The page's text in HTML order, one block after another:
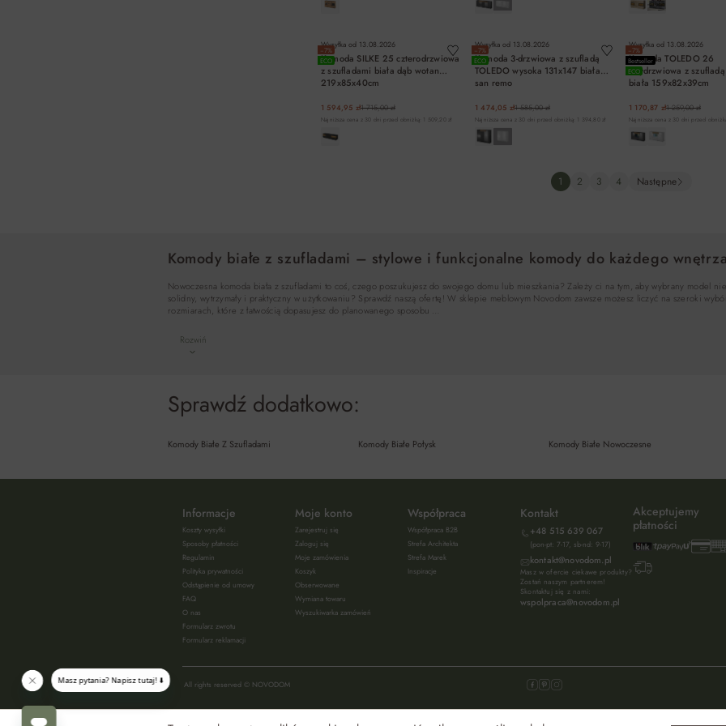
−7%
ECO
Wysyłka od 13.08.2026
Komoda SILKE 25 czterodrzwiowa
z szufladami biała dąb wotan
219x85x40cm
1 594,95 zł1 715,00 zł
Najniższa cena z 30 dni przed obniżką: 1 509,20 zł
−7%
ECO
Wysyłka od 13.08.2026
Komoda 3-drzwiowa z szufladą
TOLEDO wysoka 131x147 biała
san remo
1 474,05 zł1 585,00 zł
Najniższa cena z 30 dni przed obniżką: 1 394,80 zł
−7%
Bestseller
ECO
Wysyłka od 13.08.2026
Komoda TOLEDO 26
trzydrzwiowa z
biała 159x82x39cm
1 170,87 zł1 259,00 zł
Najniższa cena z 30 dni przed
1 2 3 4 Następne
Komody białe z szufladami – stylowe i funkcjonalne komody do każdego wnętrza
Nowoczesna komoda biała z szufladami to coś, czego poszukujesz do swojego domu lub mieszkania? Zależy ci na tym, aby wybrany model
solidny, wytrzymały i praktyczny w użytkowaniu? Sprawdź naszą ofertę! W sklepie meblowym Novodom zawsze możesz liczyć na szeroki
rozmiarach, które z łatwością dopasujesz do planowanego sposobu …
Rozwiń
Sprawdź dodatkowo:
Komody Białe Z Szufladami Komody Białe Połysk Komody Białe Nowoczesne
Informacje
Koszty wysyłki
Sposoby płatności
Regulamin
Polityka prywatności
Odstąpienie od umowy
FAQ
O nas
Formularz zwrotu
Formularz reklamacji
Moje konto
Zarejestruj się
Zaloguj się
Moje zamówienia
Koszyk
Obserwowane
Wymiana towaru
Wyszukiwarka zamówień
Współpraca
Współpraca B2B
Strefa Architekta
Strefa Marek
Inspiracje
Kontakt
+48 515 639 067
(pon-pt: 7-17, sb-nd: 9-17)
kontakt@novodom.pl
Masz w ofercie ciekawe produkty?
Zostań naszym partnerem!
Skontaktuj się z nami:
wspolpraca@novodom.pl
Akceptujemy
płatności
All rights reserved © NOVODOM